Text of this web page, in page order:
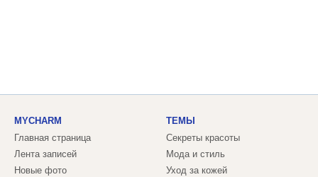
MYCHARM
Главная страница
Лента записей
Новые фото
ТЕМЫ
Секреты красоты
Мода и стиль
Уход за кожей